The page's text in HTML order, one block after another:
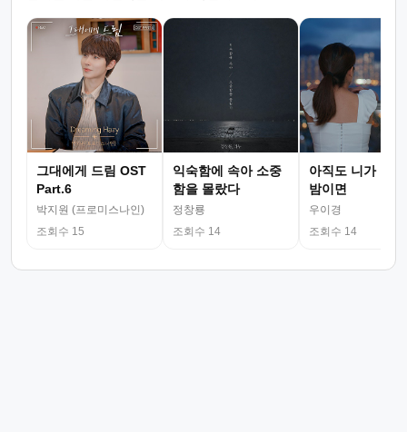
그대에게 드림 OST
Part.6
박지원 (프로미스나인)
조회수 15
익숙함에 속아 소중
함을 몰랐다
정창룡
조회수 14
아직도 니가 그
밤이면
우이경
조회수 14